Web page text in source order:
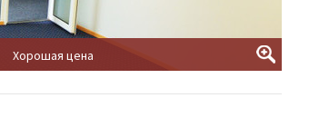
Хорошая цена